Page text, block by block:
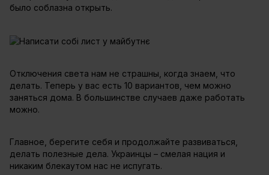
было соблазна открыть.
Отключения света нам не страшны, когда знаем, что
делать. Теперь у вас есть 10 вариантов, чем можно
заняться дома. В большинстве случаев даже работать
можно.
Главное, берегите себя и продолжайте развиваться,
делать полезные дела. Украинцы – смелая нация и
никаким блекаутом нас не испугать.